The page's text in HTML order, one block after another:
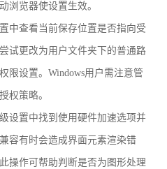
浏览器使设置生效。
中查看当前保存位置是否指向受
试更改为用户文件夹下的普通路
限设置。Windows用户需注意管
权策略。
设置中找到使用硬件加速选项并
容有时会造成界面元素渲染错
操作可帮助判断是否为图形处理